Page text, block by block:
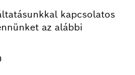
kapcsolatos
az alábbi